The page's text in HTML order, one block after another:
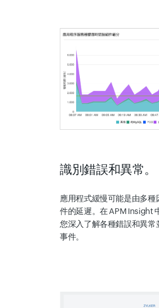
識別錯誤和異常。
應用程式緩慢可能是由多
件的延遲。在 APM Insight
您深入了解各種錯誤和異
事件。